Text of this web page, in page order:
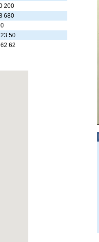
200
680
50
62